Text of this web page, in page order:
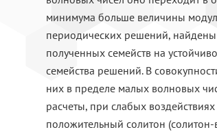
минимума больше величины
периодических решений, найдены
полученных семейств на
семейства решений. В
них в пределе малых волновых
расчеты, при слабых
положительный солитон